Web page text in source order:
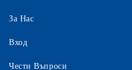
За Нас
Вход
Чести Въпроси